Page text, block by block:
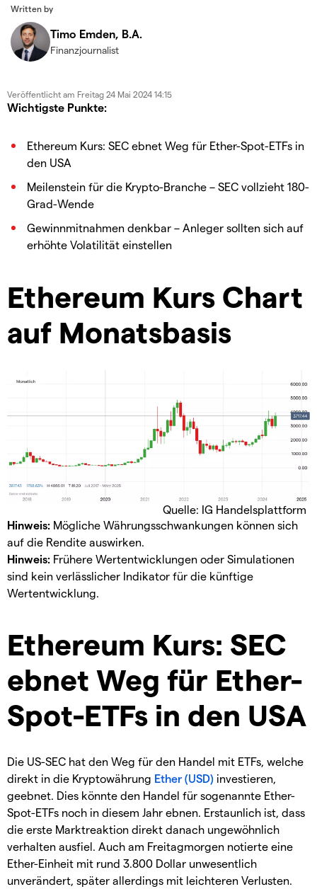
Written by
Timo Emden, B.A.
Finanzjournalist
Veröffentlicht am Freitag 24 Mai 2024 14:15
Wichtigste Punkte:
Ethereum Kurs: SEC ebnet Weg für Ether-Spot-ETFs in
den USA
Meilenstein für die Krypto-Branche – SEC vollzieht 180-
Grad-Wende
Gewinnmitnahmen denkbar – Anleger sollten sich auf
erhöhte Volatilität einstellen
Ethereum Kurs Chart
auf Monatsbasis
Quelle: IG Handelsplattform
Hinweis: Mögliche Währungsschwankungen können sich
auf die Rendite auswirken.
Hinweis: Frühere Wertentwicklungen oder Simulationen
sind kein verlässlicher Indikator für die künftige
Wertentwicklung.
Ethereum Kurs: SEC
ebnet Weg für Ether-
Spot-ETFs in den USA
Die US-SEC hat den Weg für den Handel mit ETFs, welche
direkt in die Kryptowährung Ether (USD) investieren,
geebnet. Dies könnte den Handel für sogenannte Ether-
Spot-ETFs noch in diesem Jahr ebnen. Erstaunlich ist, dass
die erste Marktreaktion direkt danach ungewöhnlich
verhalten ausfiel. Auch am Freitagmorgen notierte eine
Ether-Einheit mit rund 3.800 Dollar unwesentlich
unverändert, später allerdings mit leichteren Verlusten.